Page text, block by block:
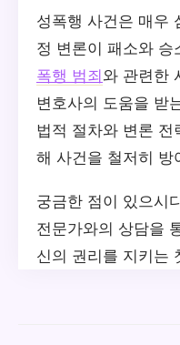
성폭행 사건은 매우
정 변론이 패소와 승
폭행 범죄와 관련한
변호사의 도움을 받
법적 절차와 변론
해 사건을 철저히 방
궁금한 점이 있으시
전문가와의 상담을
신의 권리를 지키는